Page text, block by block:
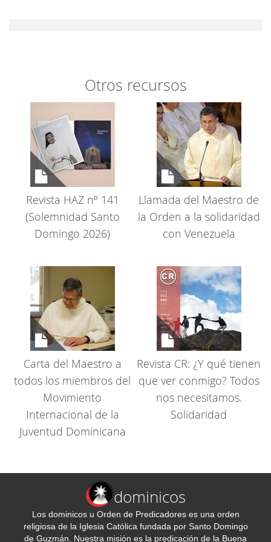
Otros recursos
Revista HAZ nº 141
(Solemnidad Santo
Domingo 2026)
Llamada del Maestro de
la Orden a la solidaridad
con Venezuela
Carta del Maestro a
todos los miembros del
Movimiento
Internacional de la
Juventud Dominicana
Revista CR: ¿Y qué tienen
que ver conmigo? Todos
nos necesitamos.
Solidaridad
dominicos
Los dominicos u Orden de Predicadores es una orden
religiosa de la Iglesia Católica fundada por Santo Domingo
de Guzmán. Nuestra misión es la predicación de la Buena